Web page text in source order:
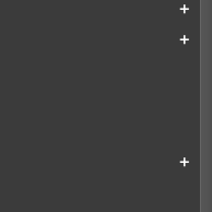
add
add
add